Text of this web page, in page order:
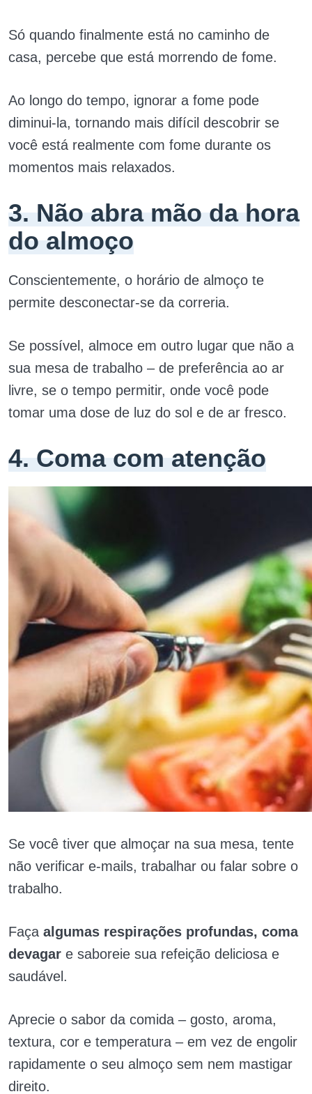
Só quando finalmente está no caminho de
casa, percebe que está morrendo de fome.
Ao longo do tempo, ignorar a fome pode
diminui-la, tornando mais difícil descobrir se
você está realmente com fome durante os
momentos mais relaxados.
3. Não abra mão da hora
do almoço
Conscientemente, o horário de almoço te
permite desconectar-se da correria.
Se possível, almoce em outro lugar que não a
sua mesa de trabalho – de preferência ao ar
livre, se o tempo permitir, onde você pode
tomar uma dose de luz do sol e de ar fresco.
4. Coma com atenção
Se você tiver que almoçar na sua mesa, tente
não verificar e-mails, trabalhar ou falar sobre o
trabalho.
Faça algumas respirações profundas, coma
devagar e saboreie sua refeição deliciosa e
saudável.
Aprecie o sabor da comida – gosto, aroma,
textura, cor e temperatura – em vez de engolir
rapidamente o seu almoço sem nem mastigar
direito.